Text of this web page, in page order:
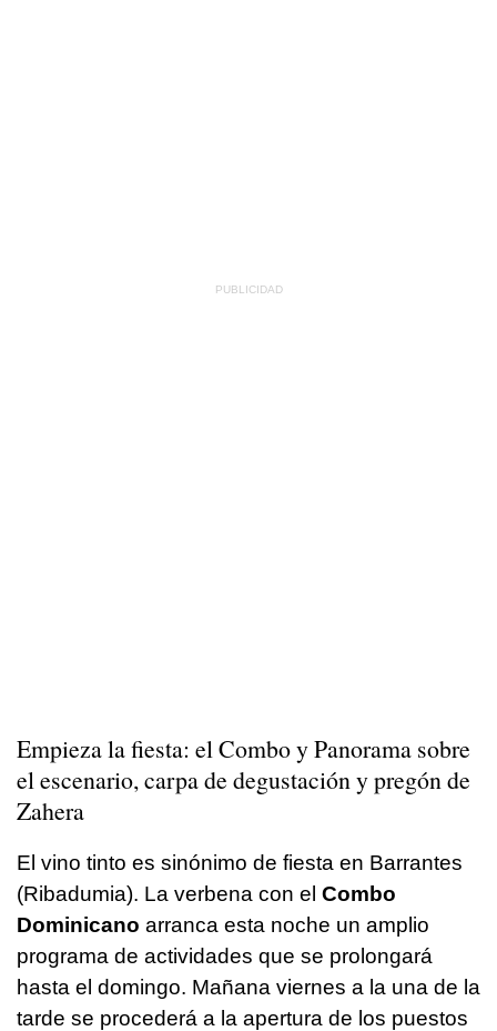
Empieza la fiesta: el Combo y Panorama sobre
el escenario, carpa de degustación y pregón de
Zahera
El vino tinto es sinónimo de fiesta en Barrantes
(Ribadumia). La verbena con el Combo
Dominicano arranca esta noche un amplio
programa de actividades que se prolongará
hasta el domingo. Mañana viernes a la una de la
tarde se procederá a la apertura de los puestos